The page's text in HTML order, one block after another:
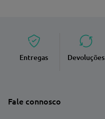
Entregas Devoluções
Fale connosco